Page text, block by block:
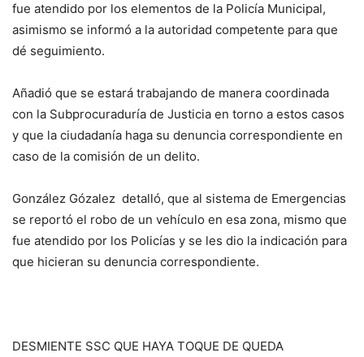
fue atendido por los elementos de la Policía Municipal,
asimismo se informó a la autoridad competente para que
dé seguimiento.
Añadió que se estará trabajando de manera coordinada
con la Subprocuraduría de Justicia en torno a estos casos
y que la ciudadanía haga su denuncia correspondiente en
caso de la comisión de un delito.
González Gózalez detalló, que al sistema de Emergencias
se reportó el robo de un vehículo en esa zona, mismo que
fue atendido por los Policías y se les dio la indicación para
que hicieran su denuncia correspondiente.
DESMIENTE SSC QUE HAYA TOQUE DE QUEDA